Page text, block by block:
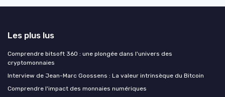
Les plus lus
Comprendre bitsoft 360 : une plongée dans l'univers des
cryptomonnaies
Interview de Jean-Marc Goossens : La valeur intrinsèque du Bitcoin
Comprendre l'impact des monnaies numériques